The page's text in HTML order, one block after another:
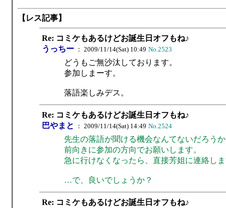
【レス記事】
Re: コミケもあるけどお誕生日オフもね♪
うっちー： 2009/11/14(Sat) 10:49 No.2523
どうもご無沙汰しております。
参加しまーす。
落語楽しみデス。
Re: コミケもあるけどお誕生日オフもね♪
巴やまと ： 2009/11/14(Sat) 14:49 No.2524
先生の落語が聞ける機会なんてないだろう
前向きに参加の方向でお願いします。
急に行けなくなったら、直接芳姐に連絡し
…で、良いでしょうか？
Re: コミケもあるけどお誕生日オフもね♪